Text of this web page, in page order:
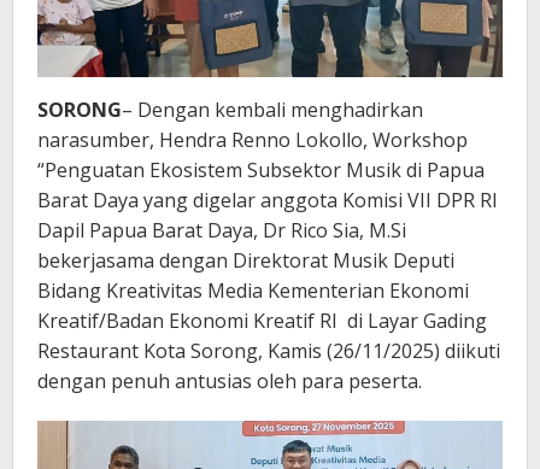
Barat
Daya
SORONG– Dengan kembali menghadirkan
narasumber, Hendra Renno Lokollo, Workshop
“Penguatan Ekosistem Subsektor Musik di Papua
Barat Daya yang digelar anggota Komisi VII DPR RI
Dapil Papua Barat Daya, Dr Rico Sia, M.Si
bekerjasama dengan Direktorat Musik Deputi
Bidang Kreativitas Media Kementerian Ekonomi
Kreatif/Badan Ekonomi Kreatif RI di Layar Gading
Restaurant Kota Sorong, Kamis (26/11/2025) diikuti
dengan penuh antusias oleh para peserta.